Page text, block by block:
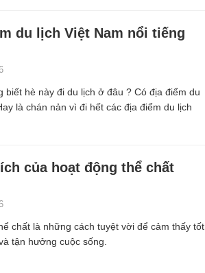
du lịch Việt Nam nổi tiếng
biết hè này đi du lịch ở đâu ? Có địa điểm du
là chán nản vì đi hết các địa điểm du lịch
của hoạt động thể chất
chất là những cách tuyệt vời để cảm thấy tốt
tận hưởng cuộc sống.